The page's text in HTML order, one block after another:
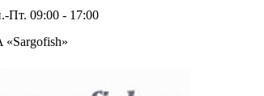
Пт. 09:00 - 17:00
«Sargofish»